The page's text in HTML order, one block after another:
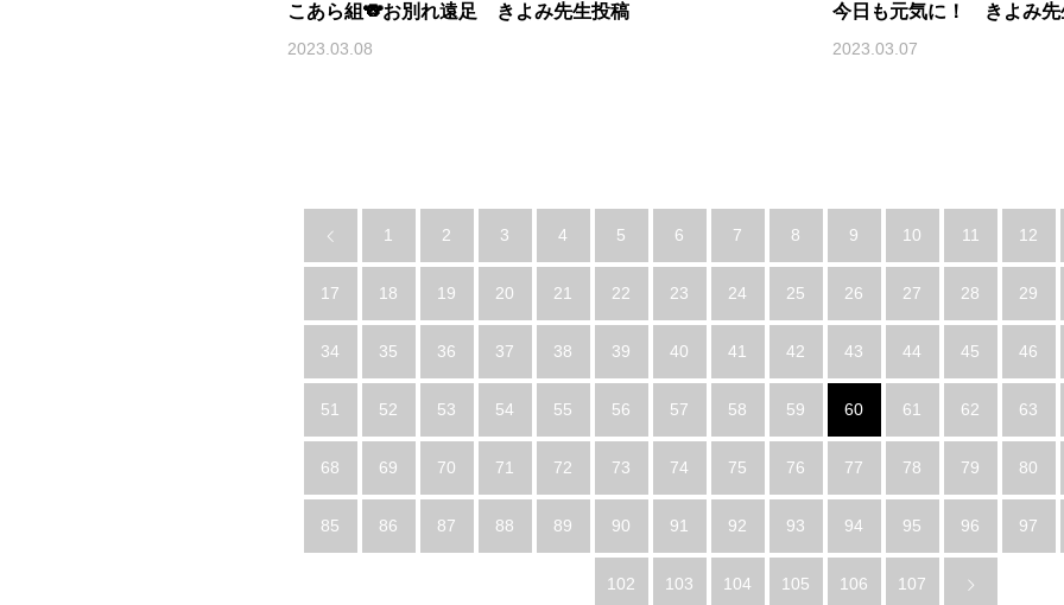
こあら組🐨お別れ遠足 きよみ先生投稿
2023.03.08
今日も元気に！ きよみ先
2023.03.07
1 2 3 4 5 6 7 8 9 10 11 12
17 18 19 20 21 22 23 24 25 26 27 28 29
34 35 36 37 38 39 40 41 42 43 44 45 46
51 52 53 54 55 56 57 58 59 60 61 62 63
68 69 70 71 72 73 74 75 76 77 78 79 80
85 86 87 88 89 90 91 92 93 94 95 96 97
102 103 104 105 106 107